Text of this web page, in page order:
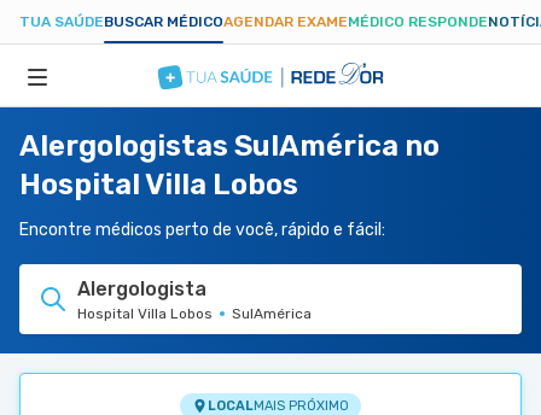
TUA SAÚDEBUSCAR MÉDICOAGENDAR EXAMEMÉDICO RESPONDE
ESPECIALIDADES
HOSPITAIS
TUASAUDE.COM
Alergologistas SulAmérica no
Hospital Villa Lobos
Encontre médicos perto de você, rápido e fácil:
Alergologista
Hospital Villa Lobos SulAmérica
LOCALMAIS PRÓXIMO